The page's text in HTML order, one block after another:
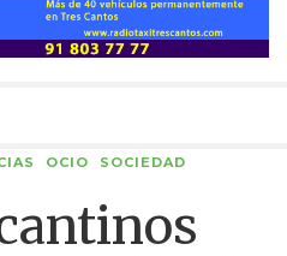
OCIO SOCIEDAD